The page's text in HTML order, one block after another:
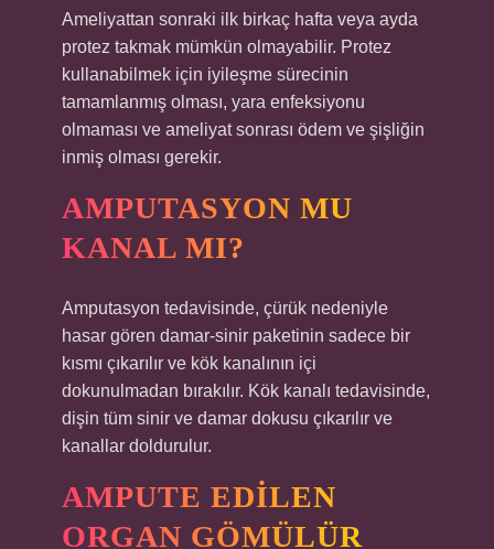
Ameliyattan sonraki ilk birkaç hafta veya ayda
protez takmak mümkün olmayabilir. Protez
kullanabilmek için iyileşme sürecinin
tamamlanmış olması, yara enfeksiyonu
olmaması ve ameliyat sonrası ödem ve şişliğin
inmiş olması gerekir.
AMPUTASYON MU
KANAL MI?
Amputasyon tedavisinde, çürük nedeniyle
hasar gören damar-sinir paketinin sadece bir
kısmı çıkarılır ve kök kanalının içi
dokunulmadan bırakılır. Kök kanalı tedavisinde,
dişin tüm sinir ve damar dokusu çıkarılır ve
kanallar doldurulur.
AMPUTE EDILEN
ORGAN GÖMÜLÜR